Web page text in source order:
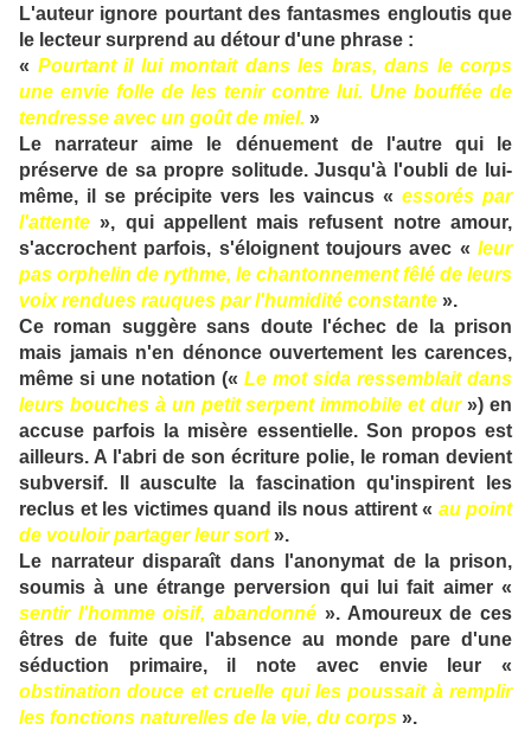
L'auteur ignore pourtant des fantasmes engloutis que
le lecteur surprend au détour d'une phrase :
« Pourtant il lui montait dans les bras, dans le corps
une envie folle de les tenir contre lui. Une bouffée de
tendresse avec un goût de miel. »
Le narrateur aime le dénuement de l'autre qui le
préserve de sa propre solitude. Jusqu'à l'oubli de lui-
même, il se précipite vers les vaincus « essorés par
l'attente », qui appellent mais refusent notre amour,
s'accrochent parfois, s'éloignent toujours avec « leur
pas orphelin de rythme, le chantonnement fêlé de leurs
voix rendues rauques par l'humidité constante ».
Ce roman suggère sans doute l'échec de la prison
mais jamais n'en dénonce ouvertement les carences,
même si une notation (« Le mot sida ressemblait dans
leurs bouches à un petit serpent immobile et dur») en
accuse parfois la misère essentielle. Son propos est
ailleurs. A l'abri de son écriture polie, le roman devient
subversif. Il ausculte la fascination qu'inspirent les
reclus et les victimes quand ils nous attirent « au point
de vouloir partager leur sort».
Le narrateur disparaît dans l'anonymat de la prison,
soumis à une étrange perversion qui lui fait aimer «
sentir l'homme oisif, abandonné ». Amoureux de ces
êtres de fuite que l'absence au monde pare d'une
séduction primaire, il note avec envie leur «
obstination douce et cruelle qui les poussait à remplir
les fonctions naturelles de la vie, du corps ».